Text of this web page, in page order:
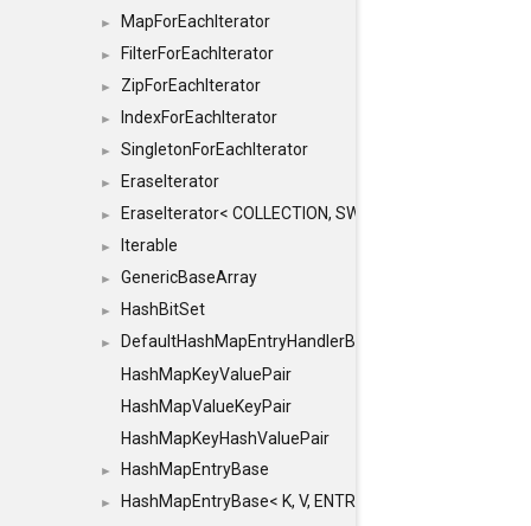
► MapForEachIterator
► FilterForEachIterator
► ZipForEachIterator
► IndexForEachIterator
► SingletonForEachIterator
► EraseIterator
► EraseIterator< COLLECTION, SWAP_ERASE, false >
► Iterable
► GenericBaseArray
► HashBitSet
►
DefaultHashMapEntryHandlerBase
HashMapKeyValuePair
HashMapValueKeyPair
HashMapKeyHashValuePair
► HashMapEntryBase
►
HashMapEntryBase< K, V, ENTRY_HANDLER,